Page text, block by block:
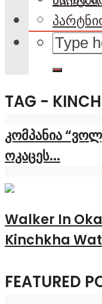
TAG -
კომპანია
ოკაცეს...
Walker In
Kinchkha
FEATURED